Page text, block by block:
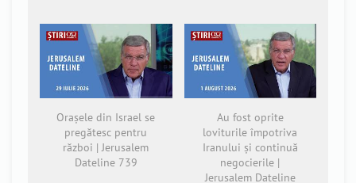
Orașele din Israel se
pregătesc pentru
război | Jerusalem
Dateline 739
Au fost oprite
loviturile împotriva
Iranului și continuă
negocierile |
Jerusalem Dateline